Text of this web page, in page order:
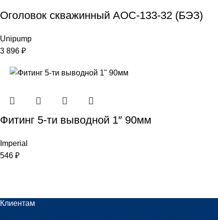
Оголовок скважинный АОС-133-32 (БЭЗ)
Unipump
3 896 ₽
Фитинг 5-ти выводной 1″ 90мм
Imperial
546 ₽
Клиентам